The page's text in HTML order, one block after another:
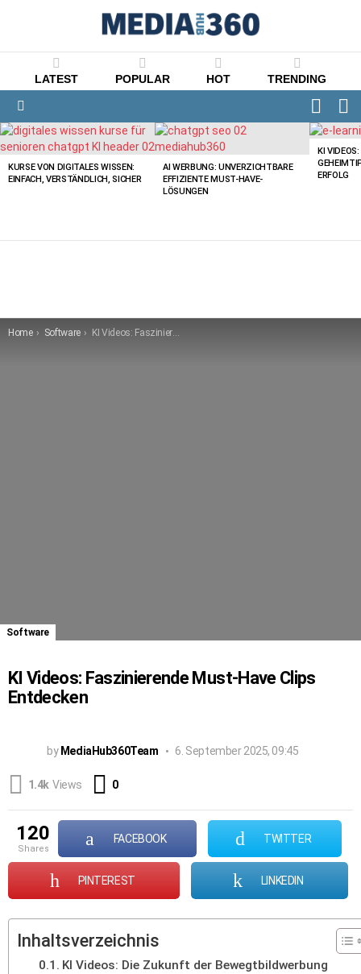
LATEST POPULAR HOT TRENDING
LATEST
STORIES
KURSE VON DIGITALES WISSEN:
EINFACH, VERSTÄNDLICH, SICHER
AI WERBUNG: UNVERZICHTBARE
EFFIZIENTE MUST-HAVE-
LÖSUNGEN
KI
ERFOLG
You are here:
Home Software KI Videos: Faszinierende Must-Have Clips Entdecken
Software
KI Videos: Faszinierende Must-Have Clips
Entdecken
by MediaHub360Team 6. September 2025, 09:45
1.4k Views 0
120
shares
FACEBOOK TWITTER
PINTEREST LINKEDIN
Inhaltsverzeichnis
KI Videos: Die Zukunft der Bewegtbildwerbung